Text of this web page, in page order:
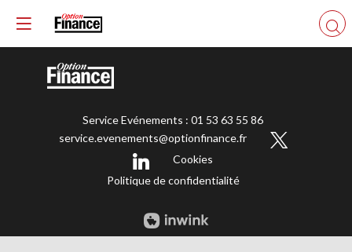
Service Evénements : 01 53 63 55 86
service.evenements@optionfinance.fr
Cookies
Politique de confidentialité